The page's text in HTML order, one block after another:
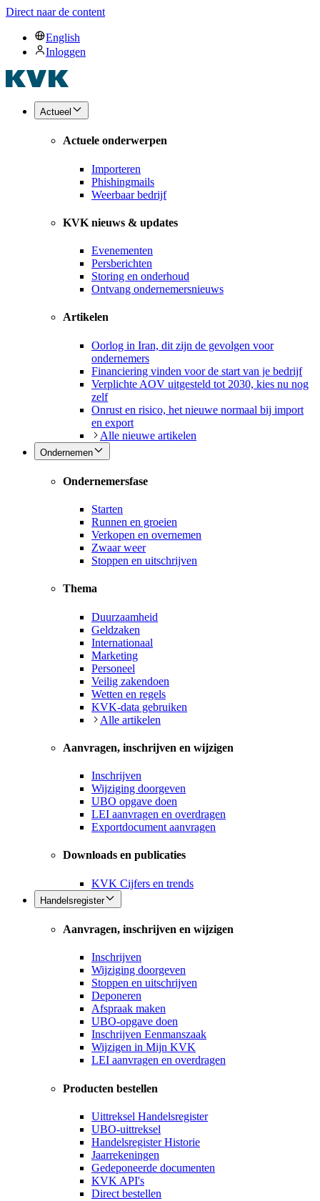
Direct naar de content
English
Inloggen
Actueel
Actuele onderwerpen
Importeren
Phishingmails
Weerbaar bedrijf
KVK nieuws & updates
Evenementen
Persberichten
Storing en onderhoud
Ontvang ondernemersnieuws
Artikelen
Oorlog in Iran, dit zijn de gevolgen voor
ondernemers
Financiering vinden voor de start van je bedrijf
Verplichte AOV uitgesteld tot 2030, kies nu nog
zelf
Onrust en risico, het nieuwe normaal bij import
en export
Alle nieuwe artikelen
Ondernemen
Ondernemersfase
Starten
Runnen en groeien
Verkopen en overnemen
Zwaar weer
Stoppen en uitschrijven
Thema
Duurzaamheid
Geldzaken
Internationaal
Marketing
Personeel
Veilig zakendoen
Wetten en regels
KVK-data gebruiken
Alle artikelen
Aanvragen, inschrijven en wijzigen
Inschrijven
Wijziging doorgeven
UBO opgave doen
LEI aanvragen en overdragen
Exportdocument aanvragen
Downloads en publicaties
KVK Cijfers en trends
Handelsregister
Aanvragen, inschrijven en wijzigen
Inschrijven
Wijziging doorgeven
Stoppen en uitschrijven
Deponeren
Afspraak maken
UBO-opgave doen
Inschrijven Eenmanszaak
Wijzigen in Mijn KVK
LEI aanvragen en overdragen
Producten bestellen
Uittreksel Handelsregister
UBO-uittreksel
Handelsregister Historie
Jaarrekeningen
Gedeponeerde documenten
KVK API's
Direct bestellen